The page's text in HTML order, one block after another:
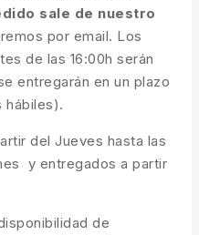
sale de nuestro
por email. Los
de las 16:00h serán
entregarán en un plazo
hábiles).
del Jueves hasta las
y entregados a partir
de